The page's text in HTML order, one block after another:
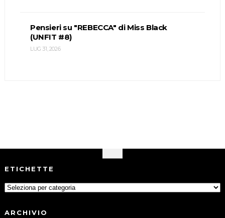
Pensieri su "REBECCA" di Miss Black
(UNFIT #8)
LUG 31, 2026
ETICHETTE
ARCHIVIO